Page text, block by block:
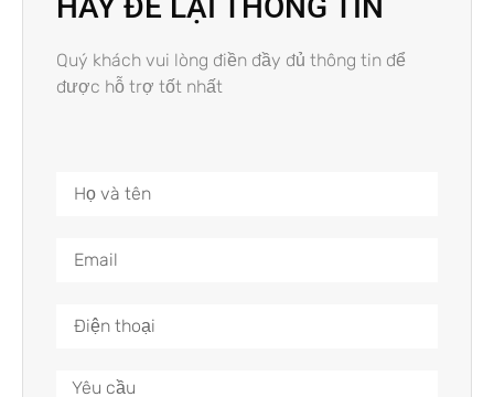
HÃY ĐỂ LẠI THÔNG TIN
Quý khách vui lòng điền đầy đủ thông tin để
được hỗ trợ tốt nhất